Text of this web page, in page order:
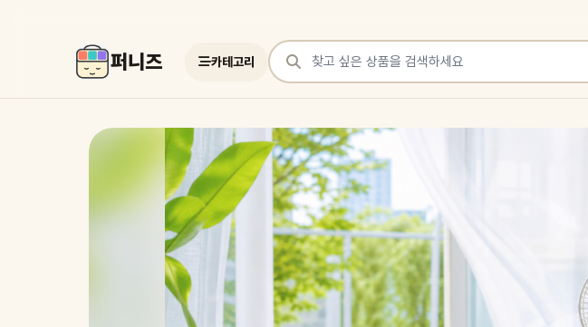
퍼니즈 카테고리
상품 검색
여러 쇼핑몰 상품을 한곳에서 찾아보세요